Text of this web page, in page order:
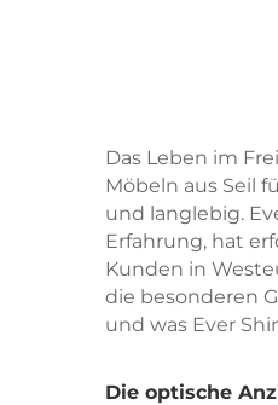
Das Leben im
Möbeln aus Seil
und langlebig.
Erfahrung, hat
Kunden in
die besonderen
und was Ever
Die optische